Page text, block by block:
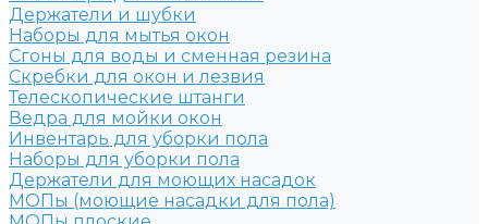
Держатели и шубки
Наборы для мытья окон
Сгоны для воды и сменная резина
Скребки для окон и лезвия
Телескопические штанги
Ведра для мойки окон
Инвентарь для уборки пола
Наборы для уборки пола
Держатели для моющих насадок
МОПы (моющие насадки для пола)